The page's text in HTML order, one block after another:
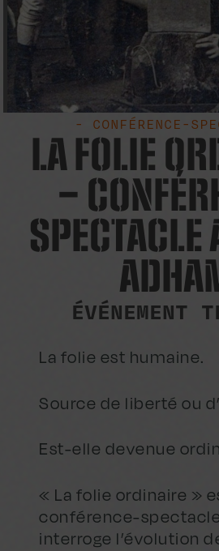
- CONFÉRENCE-
LA FOLIE
–
SPECTACLE
ÉVÉNEMENT
La folie est humaine.
Source de liberté ou
Est-elle devenue
« La folie ordinaire »
conférence-
interroge l’évolution